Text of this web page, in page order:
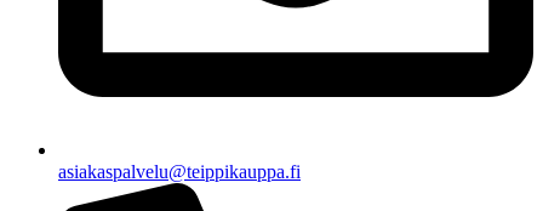
asiakaspalvelu@teippikauppa.fi